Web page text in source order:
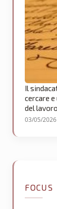
Il
cercare
del
03/05/2026
FOCUS